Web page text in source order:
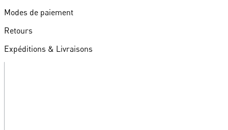
Modes de paiement
Retours
Expéditions & Livraisons